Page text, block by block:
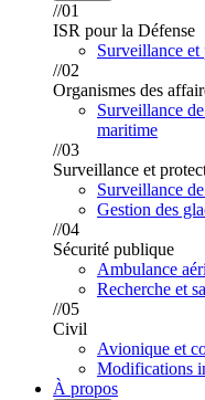
//01
ISR pour la Défense
Surveillance
//02
Organismes des
Surveillance
maritime
//03
Surveillance et
Surveillance
Gestion des
//04
Sécurité publique
Ambulance
Recherche et
//05
Civil
Avionique et
Modifications
À propos